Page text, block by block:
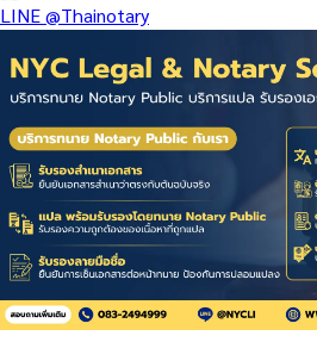
LINE@Thainotary